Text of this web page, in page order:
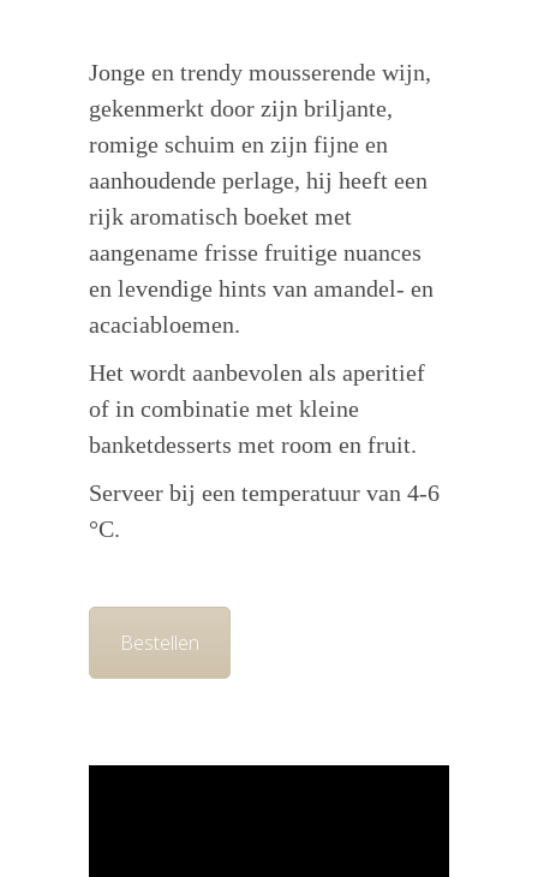
Jonge en trendy mousserende wijn,
gekenmerkt door zijn briljante,
romige schuim en zijn fijne en
aanhoudende perlage, hij heeft een
rijk aromatisch boeket met
aangename frisse fruitige nuances
en levendige hints van amandel- en
acaciabloemen.
Het wordt aanbevolen als aperitief
of in combinatie met kleine
banketdesserts met room en fruit.
Serveer bij een temperatuur van 4-6
°C.
Bestellen